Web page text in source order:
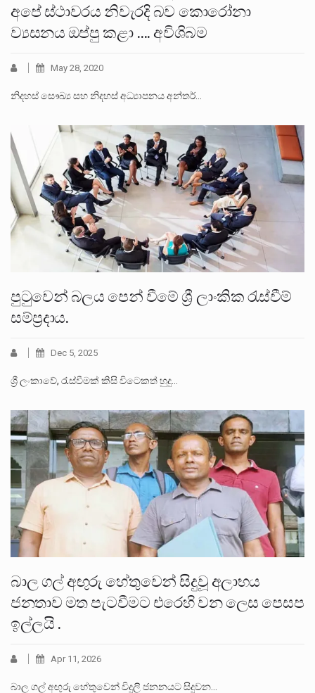
අපේ ස්ථාවරය නිවැරදි බව කොරෝනා
ව්‍යසනය ඔප්පු කළා …. අවිශිබම
May 28, 2020
නිදහස් සෞඛ්‍ය සහ නිදහස් අධ්‍යාපනය අන්තර්…
පුටුවෙන් බලය පෙන් වීමේ ශ්‍රී ලාංකික රැස්වීම්
සම්ප්‍රදාය.
Dec 5, 2025
ශ්‍රී ලංකාවේ, රැස්වීමක් කිසි විටෙකත් හුදු…
බාල ගල් අඟුරු හේතුවෙන් සිදුවූ අලාභය
ජනතාව මත පැටවීමට එරෙහි වන ලෙස පෙසප
ඉල්ලයි .
Apr 11, 2026
බාල ගල් අඟුරු හේතුවෙන් විදුලි ජනනයට සිදුවන…